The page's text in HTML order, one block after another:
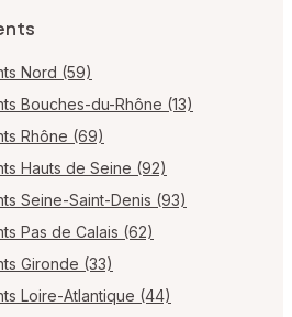
Nord (59)
Bouches-du-Rhône (13)
Rhône (69)
Hauts de Seine (92)
Seine-Saint-Denis (93)
Pas de Calais (62)
Gironde (33)
Loire-Atlantique (44)